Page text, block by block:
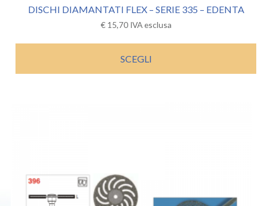
DISCHI DIAMANTATI FLEX – SERIE 335 – EDENTA
€15,70 IVA esclusa
SCEGLI